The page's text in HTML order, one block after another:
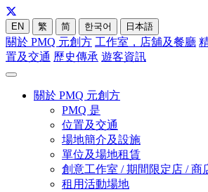
EN 繁 简 한국어 日本語
關於 PMQ 元創方 工作室，店舖及餐廳
置及交通 歷史傳承 遊客資訊
關於 PMQ 元創方
PMQ 是
位置及交通
場地簡介及設施
單位及場地租賃
創意工作室 / 期間限定店 / 商
租用活動場地